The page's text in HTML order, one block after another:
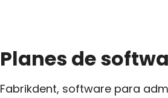
Planes de
Fabrikdent, software para